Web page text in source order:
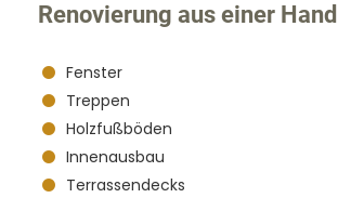
Renovierung aus einer Hand
Fenster
Treppen
Holzfußböden
Innenausbau
Terrassendecks